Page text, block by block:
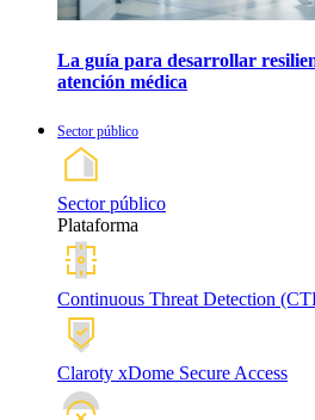
La guía para desarrollar
atención médica
Sector público
Sector público
Plataforma
Continuous Threat Detection
Claroty xDome Secure Access